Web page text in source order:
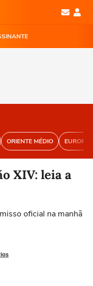
ORIENTE MÉDIO EUROPA
XIV: leia a
oficial na manhã